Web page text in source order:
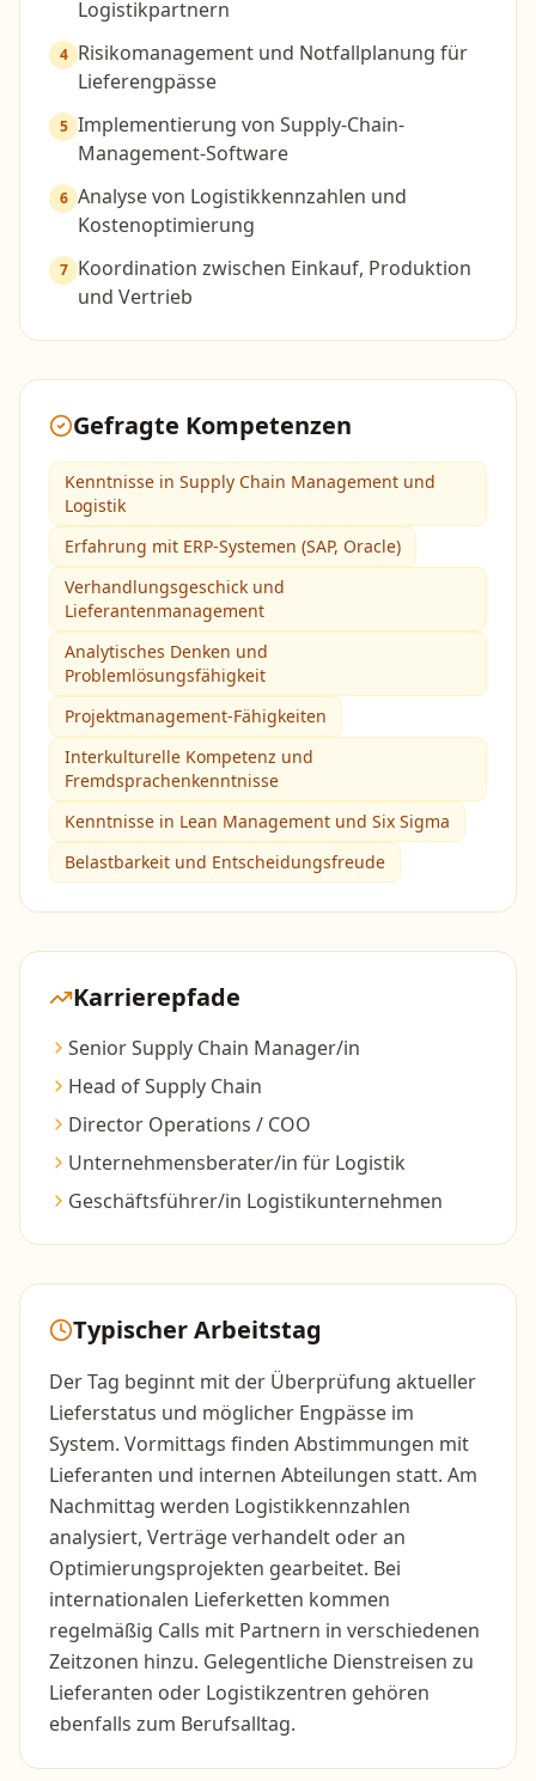
Logistikpartnern
4 Risikomanagement und Notfallplanung für
Lieferengpässe
5 Implementierung von Supply-Chain-
Management-Software
6 Analyse von Logistikkennzahlen und
Kostenoptimierung
7 Koordination zwischen Einkauf, Produktion
und Vertrieb
Gefragte Kompetenzen
Kenntnisse in Supply Chain Management und
Logistik
Erfahrung mit ERP-Systemen (SAP, Oracle)
Verhandlungsgeschick und
Lieferantenmanagement
Analytisches Denken und
Problemlösungsfähigkeit
Projektmanagement-Fähigkeiten
Interkulturelle Kompetenz und
Fremdsprachenkenntnisse
Kenntnisse in Lean Management und Six Sigma
Belastbarkeit und Entscheidungsfreude
Karrierepfade
Senior Supply Chain Manager/in
Head of Supply Chain
Director Operations / COO
Unternehmensberater/in für Logistik
Geschäftsführer/in Logistikunternehmen
Typischer Arbeitstag
Der Tag beginnt mit der Überprüfung aktueller
Lieferstatus und möglicher Engpässe im
System. Vormittags finden Abstimmungen mit
Lieferanten und internen Abteilungen statt. Am
Nachmittag werden Logistikkennzahlen
analysiert, Verträge verhandelt oder an
Optimierungsprojekten gearbeitet. Bei
internationalen Lieferketten kommen
regelmäßig Calls mit Partnern in verschiedenen
Zeitzonen hinzu. Gelegentliche Dienstreisen zu
Lieferanten oder Logistikzentren gehören
ebenfalls zum Berufsalltag.